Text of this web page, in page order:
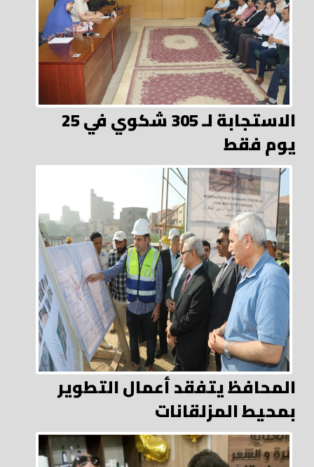
الاستجابة لـ 305 شكوي في 25
يوم فقط
المحافظ يتفقد أعمال التطوير
بمحيط المزلقانات